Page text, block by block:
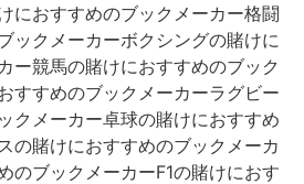
におすすめのブックメーカー格闘
ックメーカーボクシングの賭けに
ー競馬の賭けにおすすめのブック
すすめのブックメーカーラグビー
クメーカー卓球の賭けにおすすめ
の賭けにおすすめのブックメーカ
のブックメーカーF1の賭けにおす